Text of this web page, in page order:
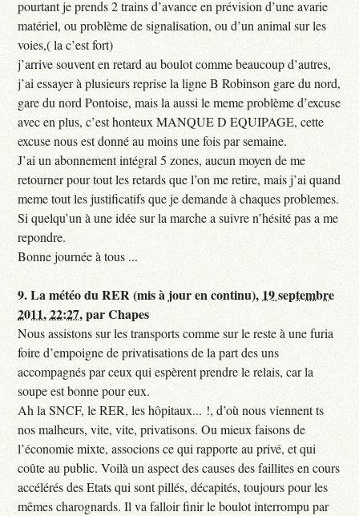
pourtant je prends 2 trains d’avance en prévision d’une avarie
matériel, ou problème de signalisation, ou d’un animal sur les
voies,( la c’est fort)
j’arrive souvent en retard au boulot comme beaucoup d’autres,
j’ai essayer à plusieurs reprise la ligne B Robinson gare du nord,
gare du nord Pontoise, mais la aussi le meme problème d’excuse
avec en plus, c’est honteux MANQUE D EQUIPAGE, cette
excuse nous est donné au moins une fois par semaine.
J’ai un abonnement intégral 5 zones, aucun moyen de me
retourner pour tout les retards que l’on me retire, mais j’ai quand
meme tout les justificatifs que je demande à chaques problemes.
Si quelqu’un à une idée sur la marche a suivre n’hésité pas a me
repondre.
Bonne journée à tous ...
9.La météo du RER (mis à jour en continu), 19 septembre
2011, 22:27,parChapes
Nous assistons sur les transports comme sur le reste à une furia
foire d’empoigne de privatisations de la part des uns
accompagnés par ceux qui espèrent prendre le relais, car la
soupe est bonne pour eux.
Ah la SNCF, le RER, les hôpitaux... !, d’où nous viennent ts
nos malheurs, vite, vite, privatisons. Ou mieux faisons de
l’économie mixte, associons ce qui rapporte au privé, et qui
coûte au public. Voilà un aspect des causes des faillites en cours
accélérés des Etats qui sont pillés, décapités, toujours pour les
mêmes charognards. Il va falloir finir le boulot interrompu par